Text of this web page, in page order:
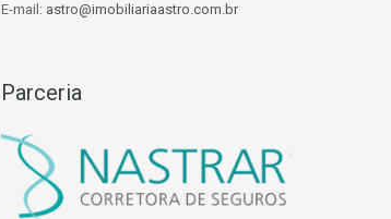
E-mail: astro@imobiliariaastro.com.br
Parceria